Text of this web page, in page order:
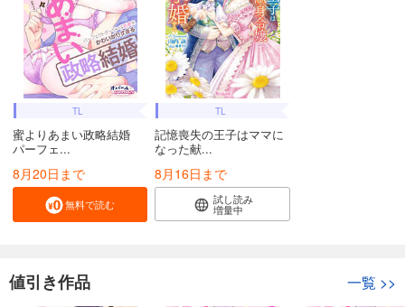
TL
蜜よりあまい政略結婚
パーフェ...
8月20日まで
無料で読む
TL
記憶喪失の王子はママに
なった献...
8月16日まで
試し読み
増量中
値引き作品 一覧 >>